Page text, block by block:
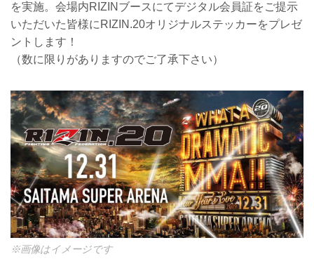
を実施。会場内RIZINブースにてデジタル会員証をご提示
いただいた皆様にRIZIN.20オリジナルステッカーをプレゼ
ントします！
（数に限りがありますのでご了承下さい）
※画像はイメージです